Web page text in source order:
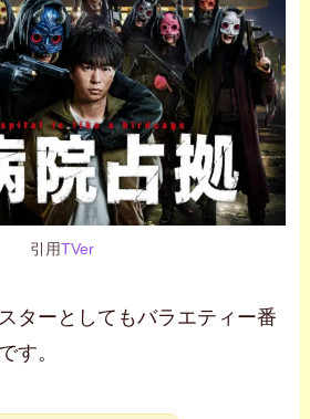
引用TVer
ターとしてもバラエティー番
す。